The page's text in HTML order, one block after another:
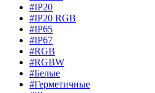
#IP20
#IP20 RGB
#IP65
#IP67
#RGB
#RGBW
#Белые
#Герметичные